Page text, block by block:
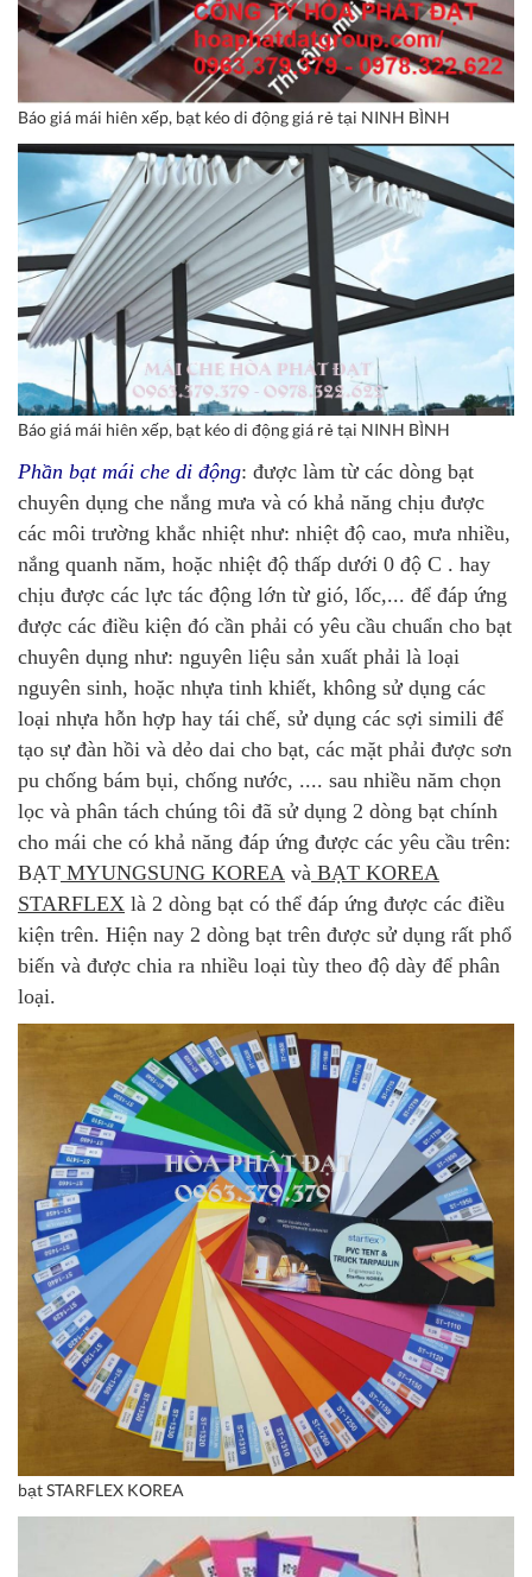
Báo giá mái hiên xếp, bạt kéo di động giá rẻ tại NINH BÌNH
Báo giá mái hiên xếp, bạt kéo di động giá rẻ tại NINH BÌNH
Phần bạt mái che di động: được làm từ các dòng bạt
chuyên dụng che nắng mưa và có khả năng chịu được
các môi trường khắc nhiệt như: nhiệt độ cao, mưa nhiều,
nắng quanh năm, hoặc nhiệt độ thấp dưới 0 độ C . hay
chịu được các lực tác động lớn từ gió, lốc,... để đáp ứng
được các điều kiện đó cần phải có yêu cầu chuẩn cho bạt
chuyên dụng như: nguyên liệu sản xuất phải là loại
nguyên sinh, hoặc nhựa tinh khiết, không sử dụng các
loại nhựa hỗn hợp hay tái chế, sử dụng các sợi simili để
tạo sự đàn hồi và dẻo dai cho bạt, các mặt phải được sơn
pu chống bám bụi, chống nước, .... sau nhiều năm chọn
lọc và phân tách chúng tôi đã sử dụng 2 dòng bạt chính
cho mái che có khả năng đáp ứng được các yêu cầu trên:
BẠT MYUNGSUNG KOREA và BẠT KOREA
STARFLEX là 2 dòng bạt có thể đáp ứng được các điều
kiện trên. Hiện nay 2 dòng bạt trên được sử dụng rất phổ
biến và được chia ra nhiều loại tùy theo độ dày để phân
loại.
bạt STARFLEX KOREA